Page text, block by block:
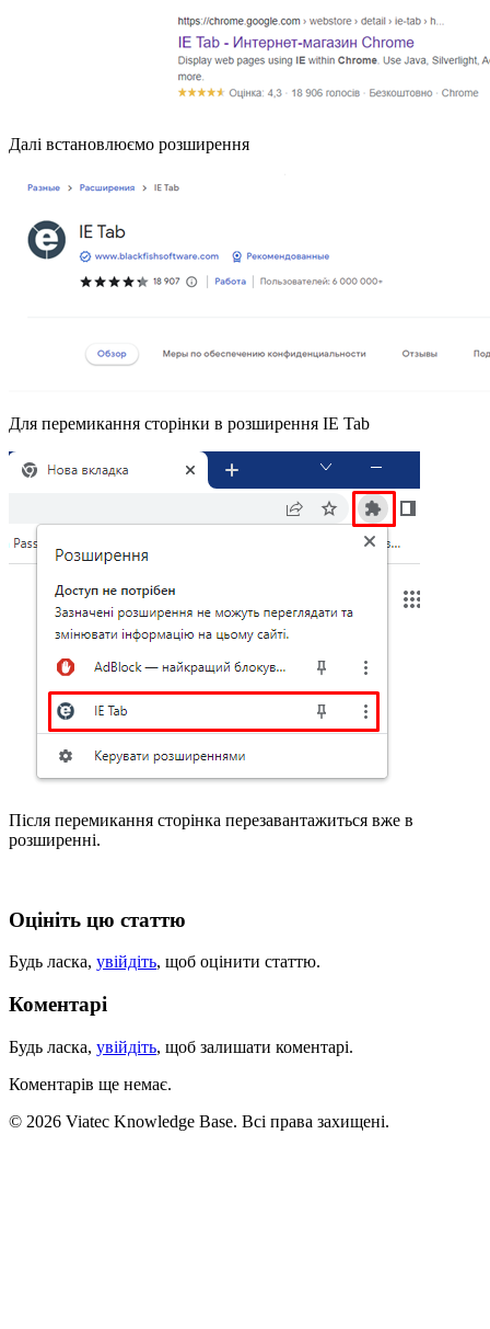
Далі встановлюємо розширення
Для перемикання сторінки в розширення IE Tab
Після перемикання сторінка перезавантажиться вже в
розширенні.
Оцініть цю статтю
Будь ласка, увійдіть, щоб оцінити статтю.
Коментарі
Будь ласка, увійдіть, щоб залишати коментарі.
Коментарів ще немає.
© 2026 Viatec Knowledge Base. Всі права захищені.